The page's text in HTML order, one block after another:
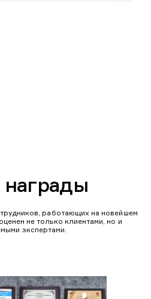
работающих на новейшем
не только клиентами, но и
экспертами.